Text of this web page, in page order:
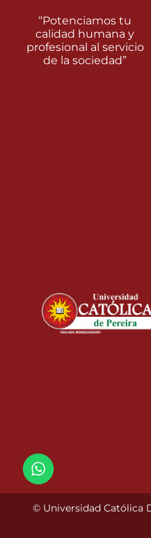
“Potenciamos tu
calidad humana y
profesional al servicio
de la sociedad”
© Universidad Católica